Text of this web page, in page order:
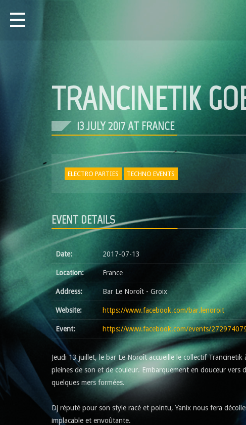
TRANCINETIK
13 JULY 2017 AT FRANCE
ELECTRO PARTIES TECHNO EVENTS
EVENT DETAILS
Date: 2017-07-13
Location: France
Address: Bar Le Noroît - Groix
Website: https://www.facebook.com/bar.lenoroit
Event: https://www.facebook.com/events/
Jeudi 13 juillet, le bar Le Noroît accueille le collectif
pleines de son et de couleur. Embarquement en douceur vers
quelques mers formées.
Dj réputé pour son style racé et pointu, Yanix nous fera
implacable et envoûtante.